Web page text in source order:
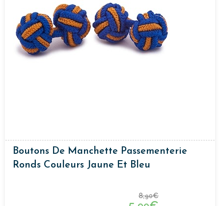
Boutons De Manchette Passementerie
Ronds Couleurs Jaune Et Bleu
8,90€